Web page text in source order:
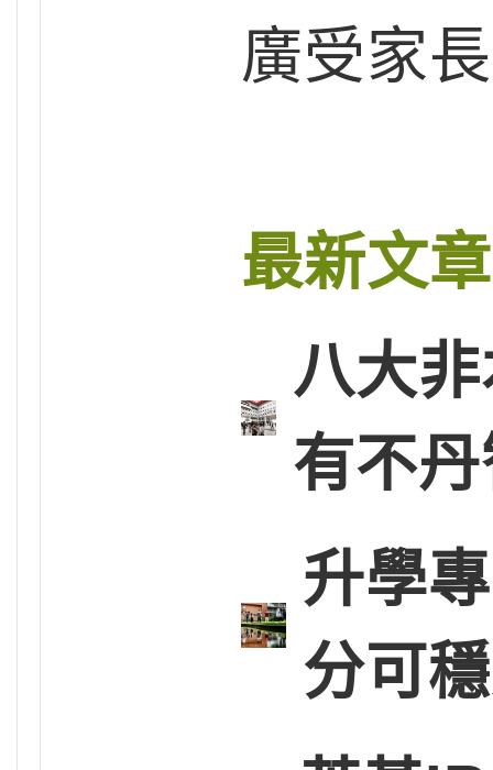
廣受家
最新文章
八大
有不
升學
分可